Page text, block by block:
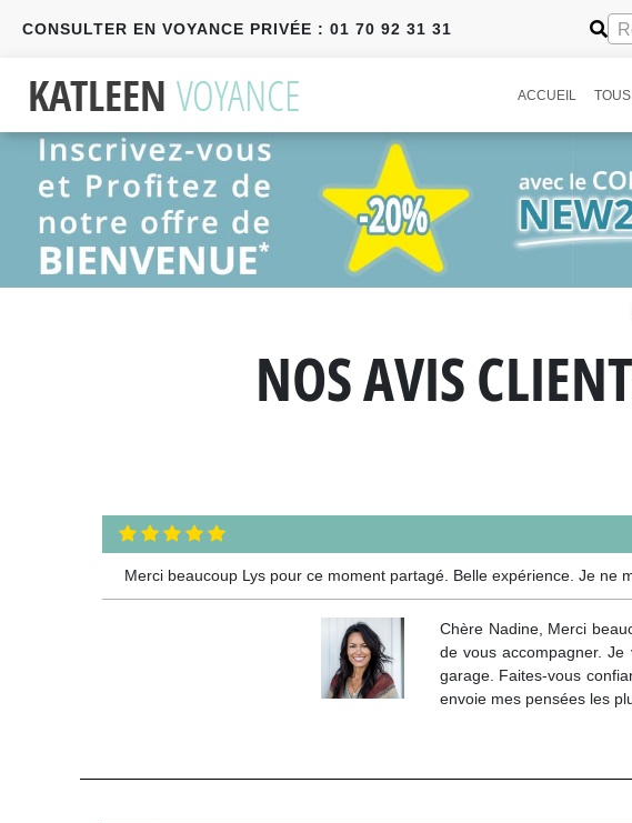
CONSULTER EN VOYANCE PRIVÉE : 01 70 92 31 31
ACCUEIL
NOS AVIS
Merci beaucoup Lys pour ce moment partagé. Belle expérience. Je ne
Chère Nadine, Merci
de vous accompagner.
garage. Faites-vous
envoie mes pensées les